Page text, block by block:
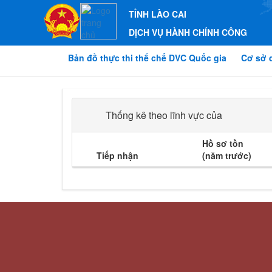
TỈNH LÀO CAI
DỊCH VỤ HÀNH CHÍNH CÔNG
Bản đồ thực thi thể chế DVC Quốc gia Cơ sở
Thống kê theo lĩnh vực của
Tiếp nhận
Hồ sơ tồn
(năm trước)